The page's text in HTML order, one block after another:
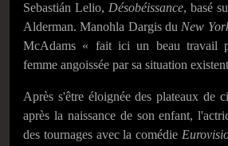
Sebastián Lelio, Désobéissance, basé
Alderman. Manohla Dargis du New
McAdams « fait ici un beau travail
femme angoissée par sa situation
Après s'être éloignée des plateaux de
après la naissance de son enfant,
des tournages avec la comédie